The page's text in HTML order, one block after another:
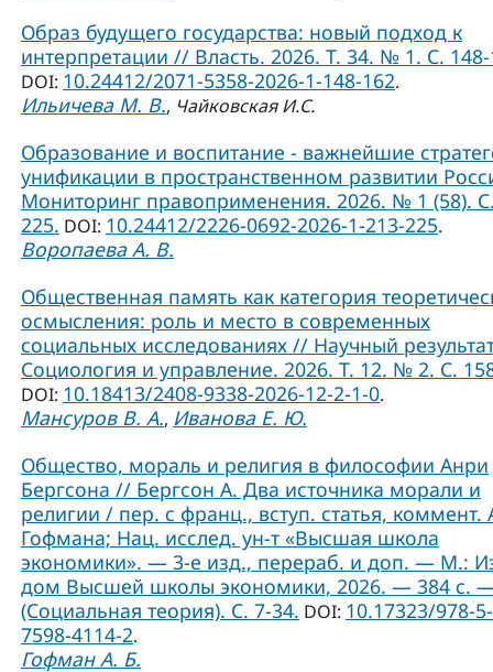
Образ будущего государства: новый подход к
интерпретации // Власть. 2026. Т. 34. № 1. С.
DOI: 10.24412/2071-5358-2026-1-148-162.
Ильичева М. В., Чайковская И.С.
Образование и воспитание - важнейшие
унификации в пространственном развитии
Мониторинг правоприменения. 2026. № 1 (58).
225. DOI: 10.24412/2226-0692-2026-1-213-225.
Воропаева А. В.
Общественная память как категория
осмысления: роль и место в современных
социальных исследованиях // Научный
Социология и управление. 2026. Т. 12. № 2. С.
DOI: 10.18413/2408-9338-2026-12-2-1-0.
Мансуров В. А., Иванова Е. Ю.
Общество, мораль и религия в философии Анри
Бергсона // Бергсон А. Два источника морали и
религии / пер. с франц., вступ. статья, коммент.
Гофмана; Нац. исслед. ун-т «Высшая школа
экономики». — 3-е изд., перераб. и доп. — М.:
дом Высшей школы экономики, 2026. — 384 с.
(Социальная теория). C. 7-34. DOI: 10.17323/978-5-
7598-4114-2.
Гофман А. Б.